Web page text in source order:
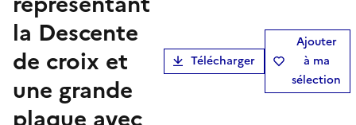
la Descente
de croix et
une grande
plaque avec
Télécharger
Ajouter
à ma
sélection